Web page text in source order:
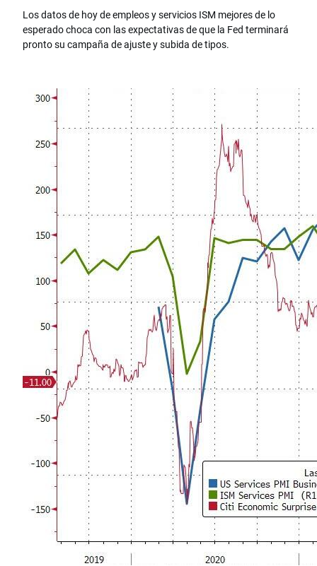
Los datos de hoy de empleos y servicios ISM mejores de lo
esperado choca con las expectativas de que la Fed terminará
pronto su campaña de ajuste y subida de tipos.